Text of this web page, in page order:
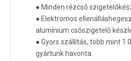
● Minden rézcső
● Elektromos
alumínium csőszigetelő
● Gyors szállítás, több mint 1
gyártunk havonta.